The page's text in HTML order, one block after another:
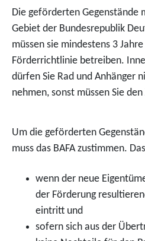
Die geförderten Gegenstände
Gebiet der Bundesrepublik
müssen sie mindestens 3
Förderrichtlinie betreiben.
dürfen Sie Rad und Anhänger
nehmen, sonst müssen Sie
Um die geförderten
muss das BAFA zustimmen.
wenn der neue
der Förderung
eintritt und
sofern sich aus der